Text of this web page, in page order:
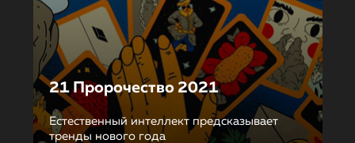
21 Пророчество 2021
Естественный интеллект предсказывает
тренды нового года